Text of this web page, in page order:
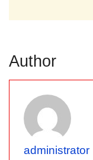
Author
administrator